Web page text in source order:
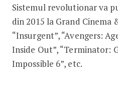
Sistemul revolutionar va
din 2015 la Grand
“Insurgent”, “Avengers:
Inside Out”, “Terminator:
Impossible 6”, etc.